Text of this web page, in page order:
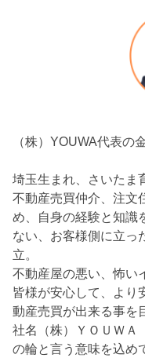
（株）YOUWA代表の
埼玉生まれ、さいたま
不動産売買仲介、注文
め、自身の経験と知識
ない、お客様側に立っ
立。
不動産屋の悪い、怖い
皆様が安心して、より
動産売買が出来る事を
社名（株）ＹＯＵＷＡ
の輪と言う意味を込め